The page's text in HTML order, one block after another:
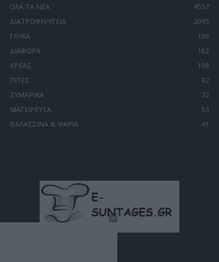
ΟΛΑ ΤΑ ΝΕΑ
4557
ΔΙΑΤΡΟΦΗ/ΥΓΕΙΑ
2095
ΓΛΥΚΑ
166
ΔΙΑΦΟΡΑ
162
ΚΡΕΑΣ
108
ΠΙΤΕΣ
92
ΖΥΜΑΡΙΚΑ
72
ΜΑΓΕΙΡΕΥΤΑ
53
ΘΑΛΑΣΣΙΝΑ & ΨΑΡΙΑ
41